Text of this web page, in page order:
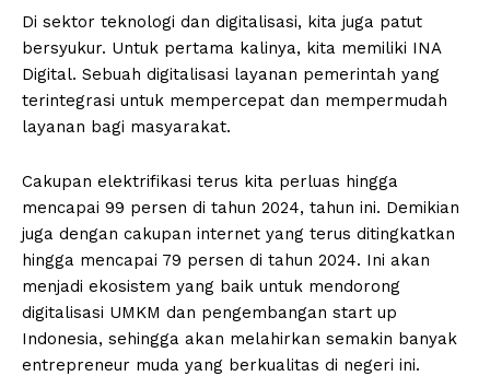
Di sektor teknologi dan digitalisasi, kita juga patut
bersyukur. Untuk pertama kalinya, kita memiliki INA
Digital. Sebuah digitalisasi layanan pemerintah yang
terintegrasi untuk mempercepat dan mempermudah
layanan bagi masyarakat.
Cakupan elektrifikasi terus kita perluas hingga
mencapai 99 persen di tahun 2024, tahun ini. Demikian
juga dengan cakupan internet yang terus ditingkatkan
hingga mencapai 79 persen di tahun 2024. Ini akan
menjadi ekosistem yang baik untuk mendorong
digitalisasi UMKM dan pengembangan start up
Indonesia, sehingga akan melahirkan semakin banyak
entrepreneur muda yang berkualitas di negeri ini.